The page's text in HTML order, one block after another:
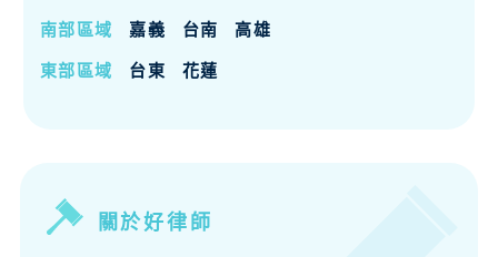
關於好律師
南部區域 嘉義 台南 高雄
東部區域 台東 花蓮